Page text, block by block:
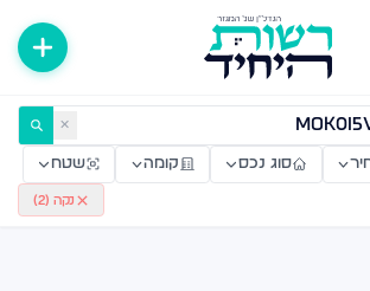
— רשות היחיד ✕
סוג נכס קומה שטח
נקה (2
)